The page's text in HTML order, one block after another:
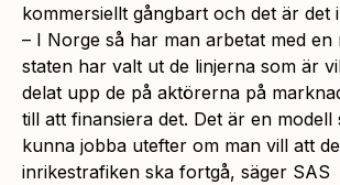
kommersiellt gångbart och det är det
– I Norge så har man arbetat med en
staten har valt ut de linjerna som är
delat upp de på aktörerna på
till att finansiera det. Det är en modell
kunna jobba utefter om man vill att
inrikestrafiken ska fortgå, säger SAS